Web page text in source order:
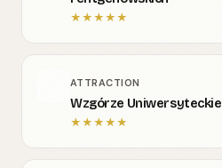
★★★★★
ATTRACTION
Wzgórze Uniwersyteckie
★★★★★